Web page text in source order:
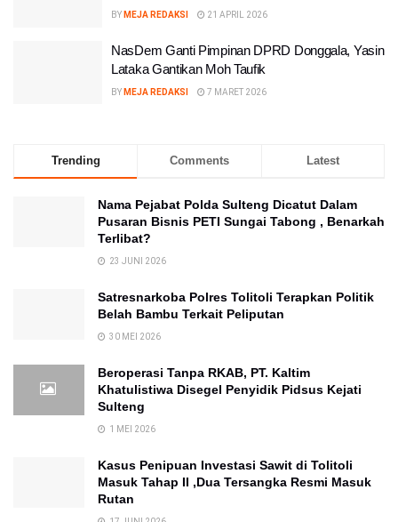
BY MEJA REDAKSI 21 APRIL 2026
NasDem Ganti Pimpinan DPRD Donggala, Yasin
Lataka Gantikan Moh Taufik
BY MEJA REDAKSI 7 MARET 2026
Trending Comments Latest
Nama Pejabat Polda Sulteng Dicatut Dalam
Pusaran Bisnis PETI Sungai Tabong , Benarkah
Terlibat?
23 JUNI 2026
Satresnarkoba Polres Tolitoli Terapkan Politik
Belah Bambu Terkait Peliputan
30 MEI 2026
Beroperasi Tanpa RKAB, PT. Kaltim
Khatulistiwa Disegel Penyidik Pidsus Kejati
Sulteng
1 MEI 2026
Kasus Penipuan Investasi Sawit di Tolitoli
Masuk Tahap II ,Dua Tersangka Resmi Masuk
Rutan